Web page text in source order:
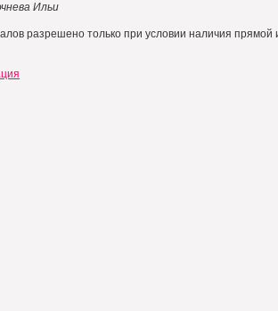
Ильи
разрешено только при условии наличия прямой